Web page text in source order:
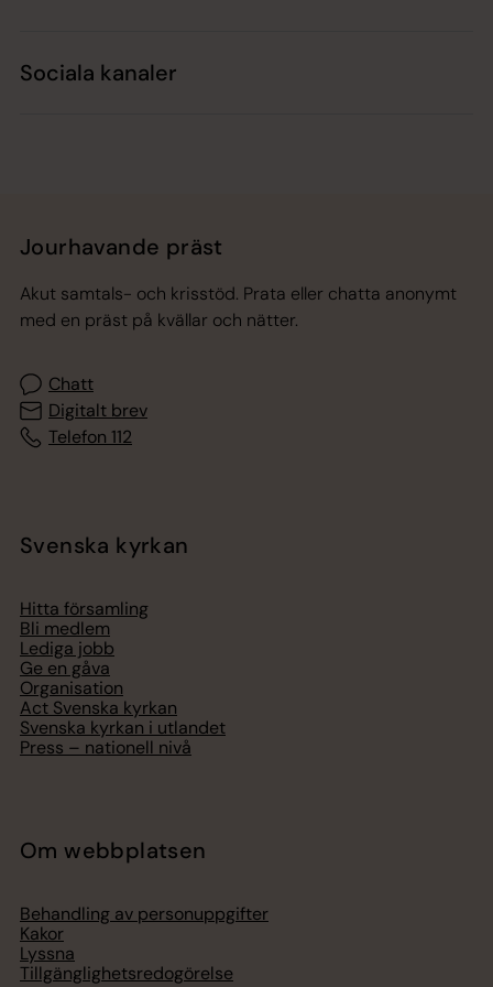
Sociala kanaler
Jourhavande präst
Akut samtals- och krisstöd. Prata eller chatta anonymt
med en präst på kvällar och nätter.
Chatt
Digitalt brev
Telefon 112
Svenska kyrkan
Hitta församling
Bli medlem
Lediga jobb
Ge en gåva
Organisation
Act Svenska kyrkan
Svenska kyrkan i utlandet
Press – nationell nivå
Om webbplatsen
Behandling av personuppgifter
Kakor
Lyssna
Tillgänglighetsredogörelse